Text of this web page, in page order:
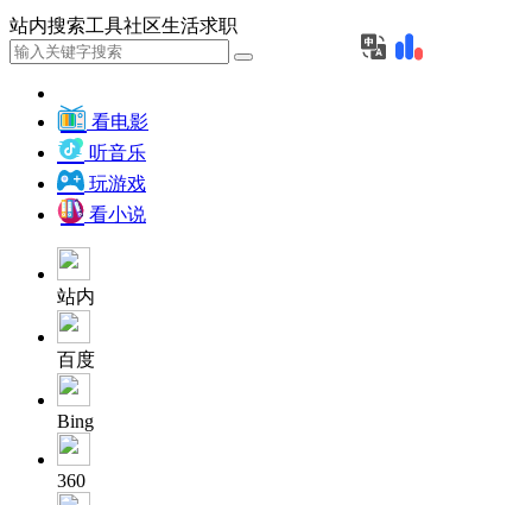
站内搜索工具社区生活求职
看电影
听音乐
玩游戏
看小说
站内
百度
Bing
360